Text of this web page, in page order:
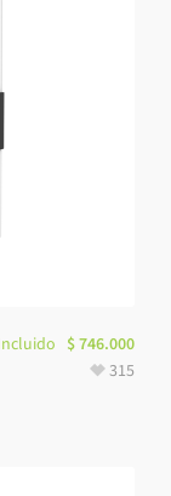
$746.000
315